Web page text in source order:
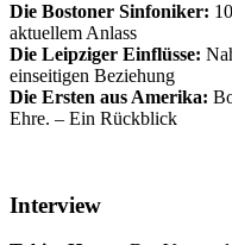
Die Bostoner Sinfoniker:
aktuellem Anlass
Die Leipziger Einflüsse:
einseitigen Beziehung
Die Ersten aus Amerika:
Ehre. – Ein Rückblick
Interview